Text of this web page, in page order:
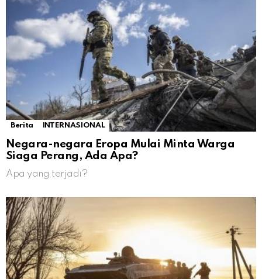
Berita INTERNASIONAL
Negara-negara Eropa Mulai Minta Warga
Siaga Perang, Ada Apa?
Apa yang terjadi?